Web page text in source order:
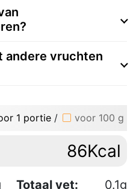
andere vruchten
1 portie / voor 100 g
86Kcal
Totaal vet:
0.1g